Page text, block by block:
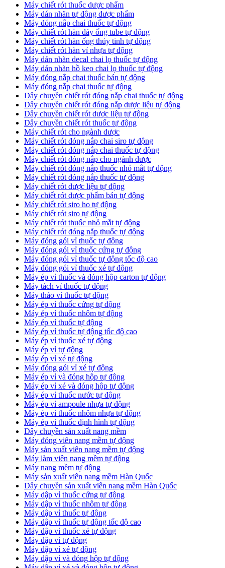
Máy chiết rót thuốc dược phẩm
Máy dán nhãn tự động dược phẩm
Máy đóng nắp chai thuốc tự động
Máy chiết rót hàn đáy ống tube tự động
Máy chiết rót hàn ống thủy tinh tự động
Máy chiết rót hàn vỉ nhựa tự động
​Máy dán nhãn decal chai lọ thuốc tự động
Máy dán nhãn hồ keo chai lọ thuốc tự động
Máy đóng nắp chai thuốc bán tự động
Máy đóng nắp chai thuốc tự động
Dây chuyền chiết rót đóng nắp chai thuốc tự động
​Dây chuyền chiết rót đóng nắp dược liệu tự động
Dây chuyền chiết rót dược liệu tự động
​Dây chuyền chiết rót thuốc tự động
Máy chiết rót cho ngành dược
​Máy chiết rót đóng nắp chai siro tự động
​Máy chiết rót đóng nắp chai thuốc tự động
​Máy chiết rót đóng nắp cho ngành dược
​Máy chiết rót đóng nắp thuốc nhỏ mắt tự động
​Máy chiết rót đóng nắp thuốc tự động
​Máy chiết rót dược liệu tự động
Máy chiết rót dược phẩm bán tự động
​Máy chiết rót siro ho tự động
​Máy chiết rót siro tự động
​Máy chiết rót thuốc nhỏ mắt tự động
​Máy chiết rót đóng nắp thuốc tự động
​Máy đóng gói vỉ thuốc tự động
Máy đóng gói vỉ thuốc cứng tự động
Máy đóng gói vỉ thuốc tự động tốc độ cao
Máy đóng gói vỉ thuốc xé tự động
​Máy ép vỉ thuốc và đóng hộp carton tự động
​Máy tách vỉ thuốc tự động
​Máy tháo vỉ thuốc tự động
​Máy ép vỉ thuốc cứng tự động
Máy ép vỉ thuốc nhôm tự động
Máy ép vỉ thuốc tự động​
​Máy ép vỉ thuốc tự động tốc độ cao
​Máy ép vỉ thuốc xé tự động
​Máy ép vỉ tự động
​Máy ép vỉ xé tự động
​Máy đóng gói vỉ xé tự động
​Máy ép vỉ và đóng hộp tự động
​Máy ép vỉ xé và đóng hộp tự động
​Máy ép vỉ thuốc nước tự động
​Máy ép vỉ ampoule nhựa tự động
Máy ép vỉ thuốc nhôm nhựa tự động
​Máy ép vỉ thuốc định hình tự động
​Dây chuyền sản xuất nang mềm
Máy đóng viên nang mềm tự động
​Máy sản xuất viên nang mềm tự động
Máy làm viên nang mềm tự động
Máy nang mềm tự động
​Máy sản xuất viên nang mềm Hàn Quốc
​Dây chuyền sản xuất viên nang mềm Hàn Quốc
Máy dập vỉ thuốc cứng tự động
Máy dập vỉ thuốc nhôm tự động
Máy dập vỉ thuốc tự động​
​Máy dập vỉ thuốc tự động tốc độ cao
Máy dập vỉ thuốc xé tự động
​Máy dập vỉ tự động
​Máy dập vỉ xé tự động
​Máy dập vỉ và đóng hộp tự động